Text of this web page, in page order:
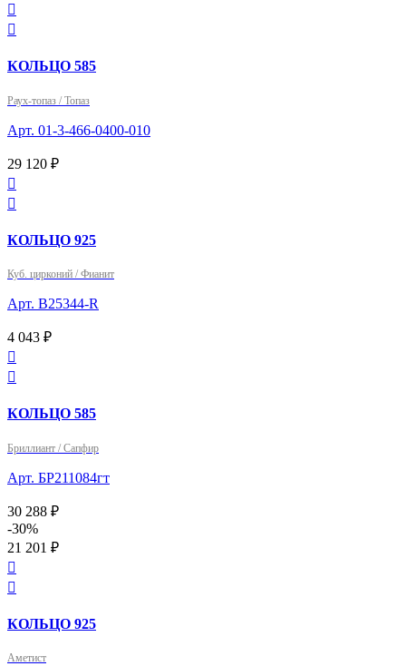


КОЛЬЦО 585
Раух-топаз / Топаз
Арт. 01-3-466-0400-010
29 120 ₽


КОЛЬЦО 925
Куб. цирконий / Фианит
Арт. B25344-R
4 043 ₽


КОЛЬЦО 585
Бриллиант / Сапфир
Арт. БР211084гт
30 288 ₽
-30%
21 201 ₽


КОЛЬЦО 925
Аметист